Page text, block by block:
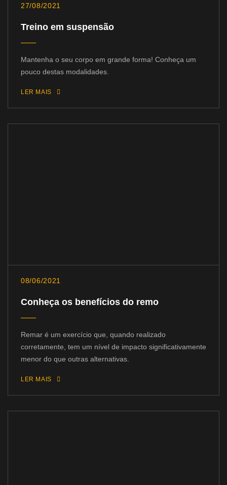
27/08/2021
Treino em suspensão
Mantenha o seu corpo em grande forma! Conheça um
pouco destas modalidades.
LER MAIS
08/06/2021
Conheça os benefícios do remo
Remar é um exercício que, quando realizado
corretamente, tem um nível de impacto significativamente
menor do que outras alternativas.
LER MAIS